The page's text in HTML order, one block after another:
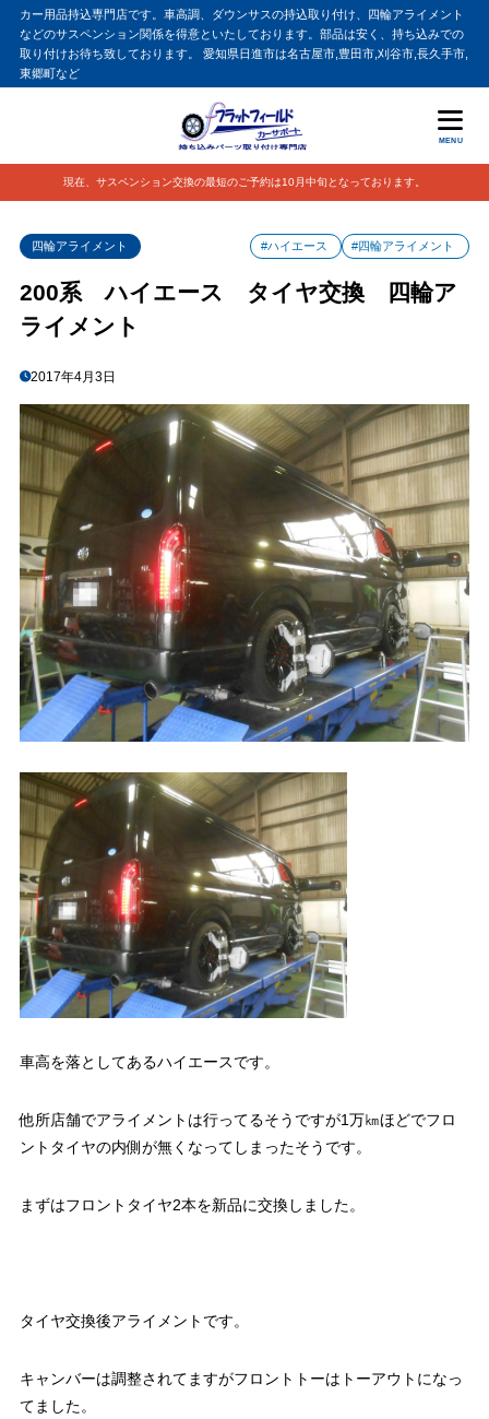
カー用品持込専門店です。車高調、ダウンサスの持込取り付け、四輪アライメント
などのサスペンション関係を得意といたしております。部品は安く、持ち込みでの
取り付けお待ち致しております。 愛知県日進市は名古屋市,豊田市,刈谷市,長久手市,
東郷町など
MENU
現在、サスペンション交換の最短のご予約は10月中旬となっております。
四輪アライメント #ハイエース #四輪アライメント
200系 ハイエース タイヤ交換 四輪ア
ライメント
2017年4月3日
車高を落としてあるハイエースです。
他所店舗でアライメントは行ってるそうですが1万㎞ほどでフロ
ントタイヤの内側が無くなってしまったそうです。
まずはフロントタイヤ2本を新品に交換しました。
タイヤ交換後アライメントです。
キャンバーは調整されてますがフロントトーはトーアウトになっ
てました。